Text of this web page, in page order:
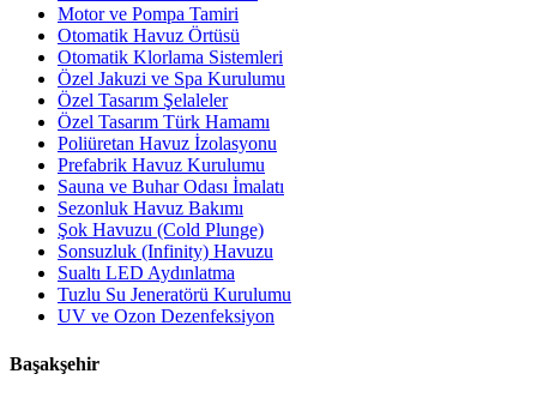
Motor ve Pompa Tamiri
Otomatik Havuz Örtüsü
Otomatik Klorlama Sistemleri
Özel Jakuzi ve Spa Kurulumu
Özel Tasarım Şelaleler
Özel Tasarım Türk Hamamı
Poliüretan Havuz İzolasyonu
Prefabrik Havuz Kurulumu
Sauna ve Buhar Odası İmalatı
Sezonluk Havuz Bakımı
Şok Havuzu (Cold Plunge)
Sonsuzluk (Infinity) Havuzu
Sualtı LED Aydınlatma
Tuzlu Su Jeneratörü Kurulumu
UV ve Ozon Dezenfeksiyon
Başakşehir